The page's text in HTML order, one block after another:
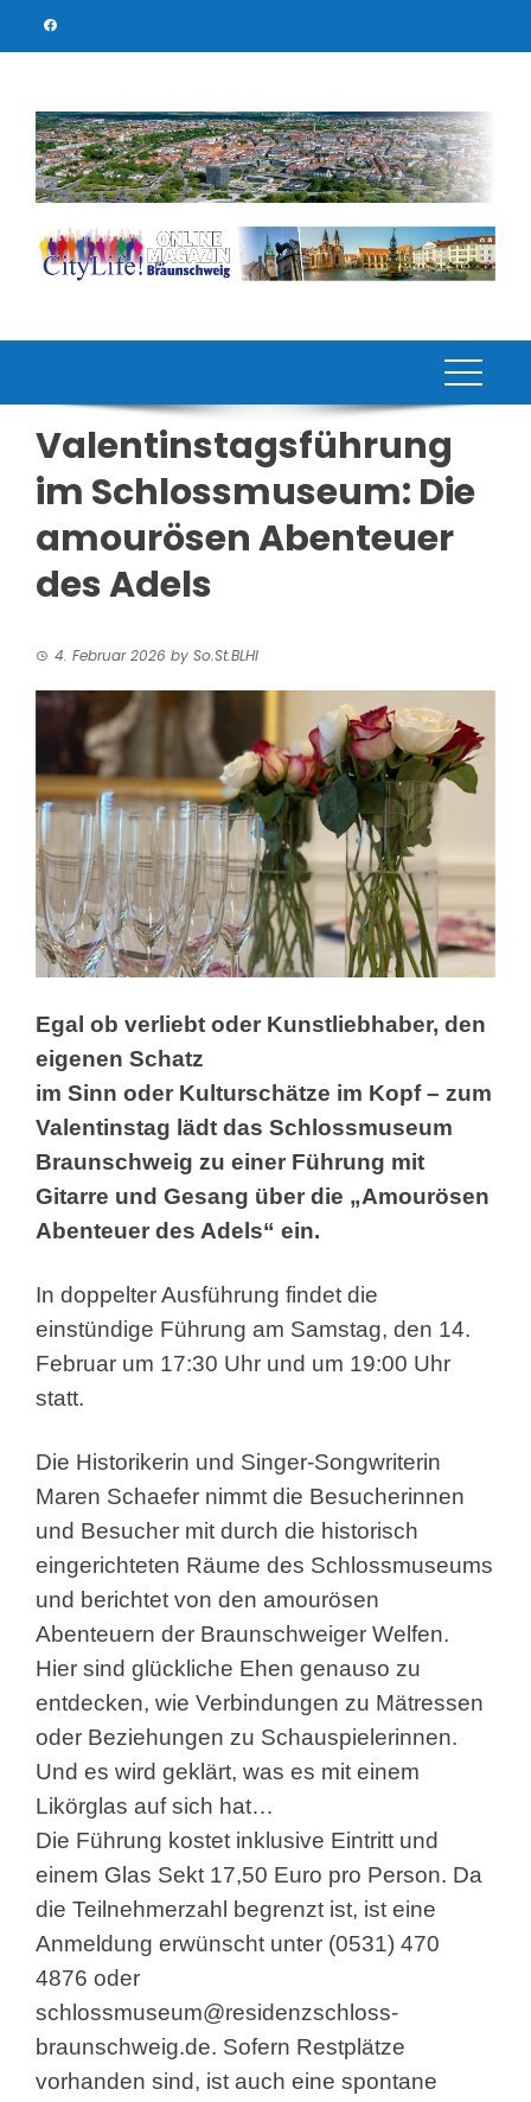
Valentinstagsführung
im Schlossmuseum: Die
amourösen Abenteuer
des Adels
4. Februar 2026 by So.St.BLHI
Egal ob verliebt oder Kunstliebhaber, den
eigenen Schatz
im Sinn oder Kulturschätze im Kopf – zum
Valentinstag lädt das Schlossmuseum
Braunschweig zu einer Führung mit
Gitarre und Gesang über die „Amourösen
Abenteuer des Adels“ ein.
In doppelter Ausführung findet die
einstündige Führung am Samstag, den 14.
Februar um 17:30 Uhr und um 19:00 Uhr
statt.
Die Historikerin und Singer-Songwriterin
Maren Schaefer nimmt die Besucherinnen
und Besucher mit durch die historisch
eingerichteten Räume des Schlossmuseums
und berichtet von den amourösen
Abenteuern der Braunschweiger Welfen.
Hier sind glückliche Ehen genauso zu
entdecken, wie Verbindungen zu Mätressen
oder Beziehungen zu Schauspielerinnen.
Und es wird geklärt, was es mit einem
Likörglas auf sich hat…
Die Führung kostet inklusive Eintritt und
einem Glas Sekt 17,50 Euro pro Person. Da
die Teilnehmerzahl begrenzt ist, ist eine
Anmeldung erwünscht unter (0531) 470
4876 oder
schlossmuseum@residenzschloss-
braunschweig.de. Sofern Restplätze
vorhanden sind, ist auch eine spontane